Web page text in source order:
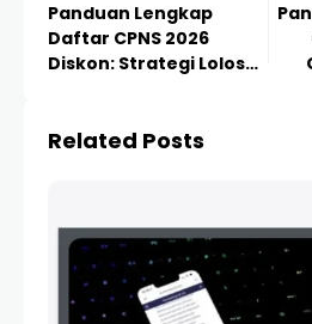
Panduan Lengkap
Daftar CPNS 2026
Diskon: Strategi Lolos
Related Posts